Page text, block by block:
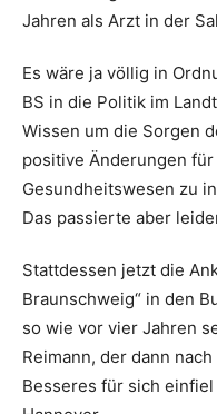
Jahren als Arzt in der
Es wäre ja völlig in
BS in die Politik im
Wissen um die Sorgen
positive Änderungen
Gesundheitswesen zu
Das passierte aber
Stattdessen jetzt die
Braunschweig“ in den
so wie vor vier Jahren
Reimann, der dann
Besseres für sich